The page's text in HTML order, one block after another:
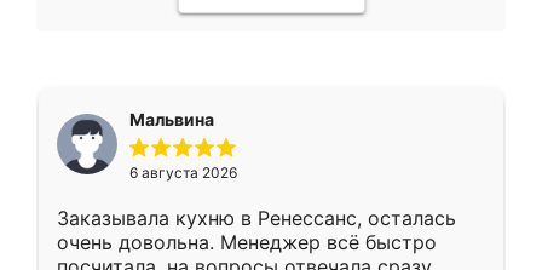
Мальвина
6 августа 2026
Заказывала кухню в Ренессанс, осталась
очень довольна. Менеджер всё быстро